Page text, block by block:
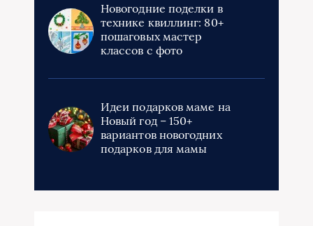
Новогодние поделки в
технике квиллинг: 80+
пошаговых мастер
классов с фото
Идеи подарков маме на
Новый год – 150+
вариантов новогодних
подарков для мамы